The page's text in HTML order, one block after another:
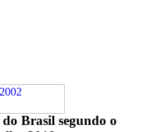
Brasil segundo o